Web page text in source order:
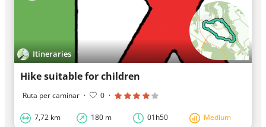
Itineraries
Hike suitable for children
Ruta per caminar · 0 ·
7,72 km 180 m 01h50 Medium